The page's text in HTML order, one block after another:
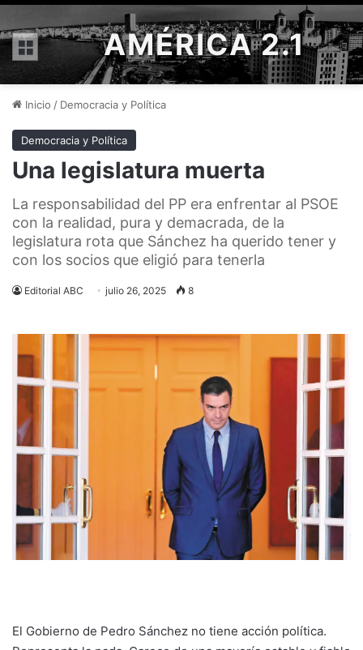
Menú AMÉRICA 2.1
Inicio / Democracia y Política
Democracia y Política
Una legislatura muerta
La responsabilidad del PP era enfrentar al PSOE
con la realidad, pura y demacrada, de la
legislatura rota que Sánchez ha querido tener y
con los socios que eligió para tenerla
Editorial ABC julio 26, 2025 8
El Gobierno de Pedro Sánchez no tiene acción política.